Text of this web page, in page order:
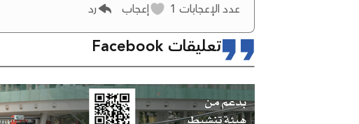
عدد الإعجابات إعجاب رد
تعليقات Facebook